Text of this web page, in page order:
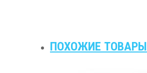
ПОХОЖИЕ ТОВАРЫ